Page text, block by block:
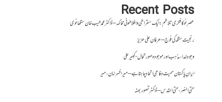
Recent Posts
عصرِ نو کا فکری تلاطم: ایک سقراطی و افلاطونی محاکمہ – ڈاکٹر محمد طیب خان سنگھانوی
رنجیت سنگھ کی فوج – عرفان علی عزیز
وجودِ خدا، مذہب اور موجودہ صورتحال- کبیر علی
ایران پاکستان سمیت دفاعی اتحاد چاہتا ہے – میر افسر امان،میر
حتی النصر ، حتی القدس – ڈاکٹر تصور بھٹہ